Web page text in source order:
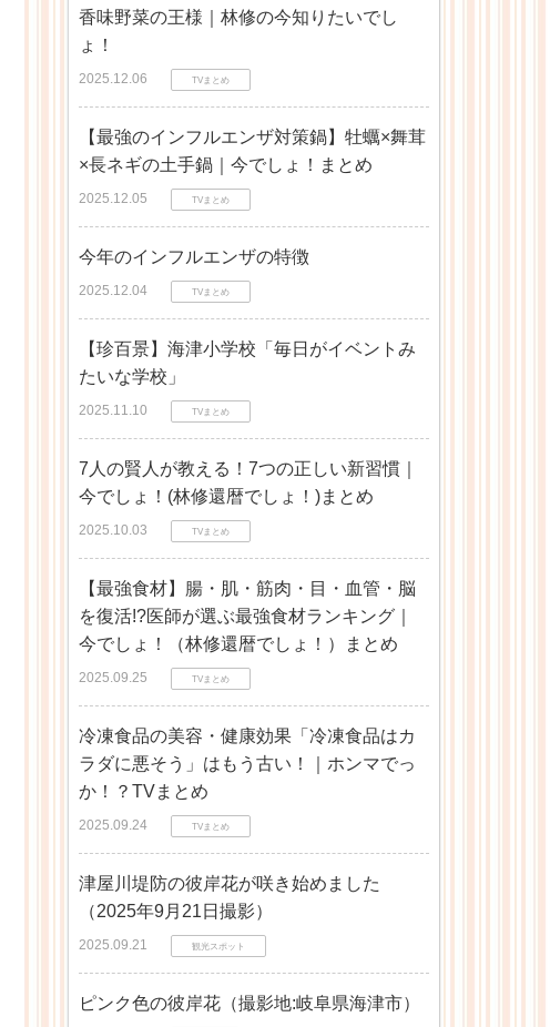
香味野菜の王様｜林修の今知りたいでし
ょ！
2025.12.06 TVまとめ
【最強のインフルエンザ対策鍋】牡蠣×舞茸
×長ネギの土手鍋｜今でしょ！まとめ
2025.12.05 TVまとめ
今年のインフルエンザの特徴
2025.12.04 TVまとめ
【珍百景】海津小学校「毎日がイベントみ
たいな学校」
2025.11.10 TVまとめ
7人の賢人が教える！7つの正しい新習慣｜
今でしょ！(林修還暦でしょ！)まとめ
2025.10.03 TVまとめ
【最強食材】腸・肌・筋肉・目・血管・脳
を復活!?医師が選ぶ最強食材ランキング｜
今でしょ！（林修還暦でしょ！）まとめ
2025.09.25 TVまとめ
冷凍食品の美容・健康効果「冷凍食品はカ
ラダに悪そう」はもう古い！｜ホンマでっ
か！？TVまとめ
2025.09.24 TVまとめ
津屋川堤防の彼岸花が咲き始めました
（2025年9月21日撮影）
2025.09.21 観光スポット
ピンク色の彼岸花（撮影地:岐阜県海津市）